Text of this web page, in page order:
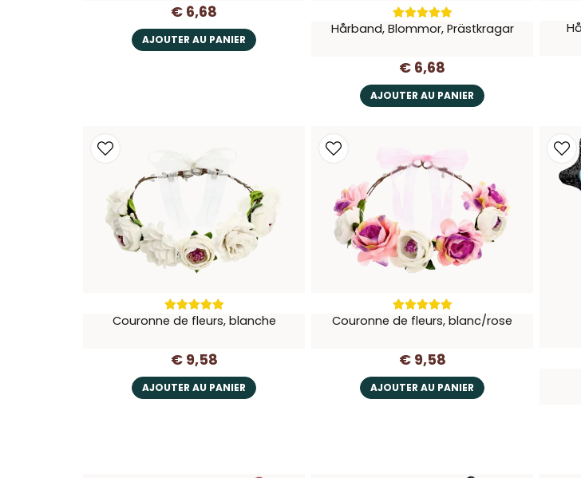
€ 6,68
AJOUTER AU PANIER
Hårband, Blommor, Prästkragar
€ 6,68
AJOUTER AU PANIER
Couronne de fleurs, blanche
€ 9,58
AJOUTER AU PANIER
Couronne de fleurs, blanc/rose
€ 9,58
AJOUTER AU PANIER